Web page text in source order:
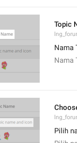
Topic
Nama
Nama
Pilih